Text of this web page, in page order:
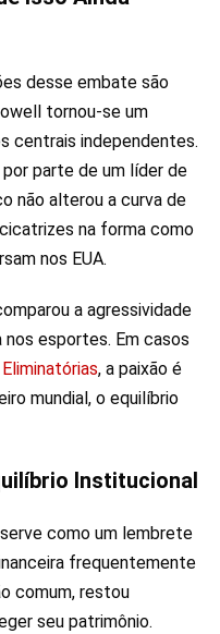
desse embate são
tornou-se um
centrais independentes.
parte de um líder de
não alterou a curva de
na forma como
nos EUA.
a agressividade
esportes. Em casos
, a paixão é
mundial, o equilíbrio
Institucional
como um lembrete
frequentemente
comum, restou
seu patrimônio.